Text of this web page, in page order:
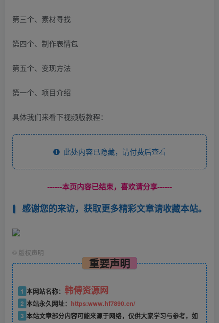
第三个、素材寻找
第四个、制作表情包
第五个、变现方法
第一个、项目介绍
具体我们来看下视频版教程：
此处内容已隐藏，请付费后查看
------本页内容已结束，喜欢请分享------
感谢您的来访，获取更多精彩文章请收藏本站。
© 版权声明
重要声明
1 本网站名称： 韩傅资源网
2 本站永久网址： https:www.hf7890.cn/
3 本站文章部分内容可能来源于网络，仅供大家学习与参考，如